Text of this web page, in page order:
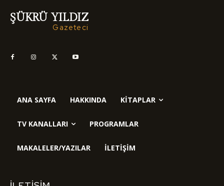
ŞÜKRÜ YILDIZ
Gazeteci
ANA SAYFA HAKKINDA KITAPLAR
TV KANALLARI PROGRAMLAR
MAKALELER/YAZILAR İLETIŞIM